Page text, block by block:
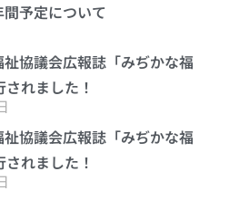
予定について
協議会広報誌「みぢかな福
れました！
協議会広報誌「みぢかな福
れました！